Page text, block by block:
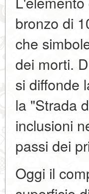
bronzo di
che
dei morti.
si diffonde
la "Strada
inclusioni
passi dei
Oggi il